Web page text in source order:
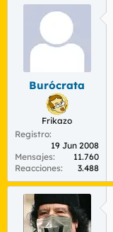
Burócrata
Frikazo
Registro
19 Jun 2008
Mensajes
11.760
Reacciones
3.488